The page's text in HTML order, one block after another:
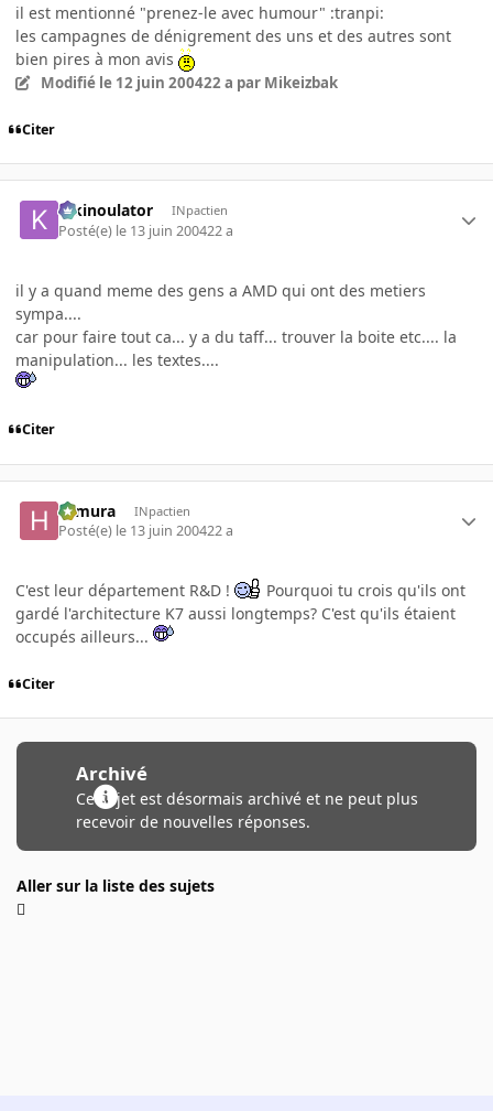
il est mentionné "prenez-le avec humour" :tranpi:
les campagnes de dénigrement des uns et des autres sont
bien pires à mon avis
Modifié le 12 juin 200422 a par Mikeizbak
Citer
kikinoulator INpactien
Posté(e) le 13 juin 200422 a
il y a quand meme des gens a AMD qui ont des metiers
sympa....
car pour faire tout ca... y a du taff... trouver la boite etc.... la
manipulation... les textes....
Citer
Himura INpactien
Posté(e) le 13 juin 200422 a
C'est leur département R&D !
Pourquoi tu crois qu'ils ont
gardé l'architecture K7 aussi longtemps? C'est qu'ils étaient
occupés ailleurs...
Citer
Archivé
Ce sujet est désormais archivé et ne peut plus
recevoir de nouvelles réponses.
Aller sur la liste des sujets